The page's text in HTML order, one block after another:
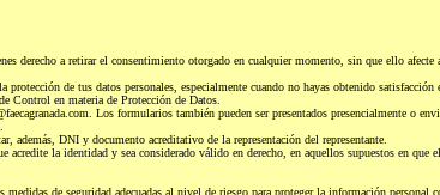
derecho a retirar el consentimiento otorgado en cualquier momento, sin que ello
protección de tus datos personales, especialmente cuando no hayas obtenido satisfacción
Control en materia de Protección de Datos.
Los formularios también pueden ser presentados presencialmente o
además, DNI y documento acreditativo de la representación del representante.
la identidad y sea considerado válido en derecho, en aquellos supuestos en que
de seguridad adecuadas al nivel de riesgo para proteger la información personal